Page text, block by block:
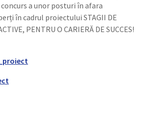
a unor posturi în afara
în cadrul proiectului STAGII DE
PENTRU O CARIERĂ DE SUCCES!